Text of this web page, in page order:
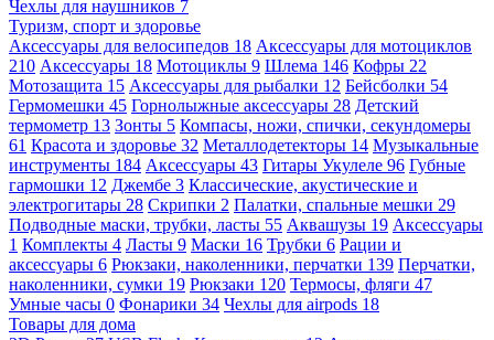
Чехлы для наушников 7
Туризм, спорт и здоровье
Аксессуары для велосипедов 18 Аксессуары для мотоциклов
210 Аксессуары 18 Мотоциклы 9 Шлема 146 Кофры 22
Мотозащита 15 Аксессуары для рыбалки 12 Бейсболки 54
Гермомешки 45 Горнолыжные аксессуары 28 Детский
термометр 13 Зонты 5 Компасы, ножи, спички, секундомеры
61 Красота и здоровье 32 Металлодетекторы 14 Музыкальные
инструменты 184 Аксессуары 43 Гитары Укулеле 96 Губные
гармошки 12 Джембе 3 Классические, акустические и
электрогитары 28 Скрипки 2 Палатки, спальные мешки 29
Подводные маски, трубки, ласты 55 Аквашузы 19 Аксессуары
1 Комплекты 4 Ласты 9 Маски 16 Трубки 6 Рации и
аксессуары 6 Рюкзаки, наколенники, перчатки 139 Перчатки,
наколенники, сумки 19 Рюкзаки 120 Термосы, фляги 47
Умные часы 0 Фонарики 34 Чехлы для airpods 18
Товары для дома